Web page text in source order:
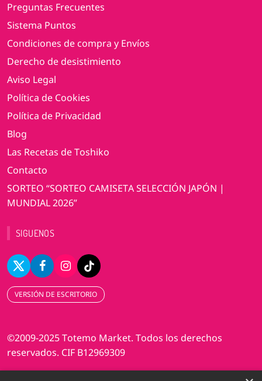
Preguntas Frecuentes
Sistema Puntos
Condiciones de compra y Envíos
Derecho de desistimiento
Aviso Legal
Política de Cookies
Política de Privacidad
Blog
Las Recetas de Toshiko
Contacto
SORTEO “SORTEO CAMISETA SELECCIÓN JAPÓN |
MUNDIAL 2026”
SIGUENOS
VERSIÓN DE ESCRITORIO
©2009-2025 Totemo Market. Todos los derechos
reservados. CIF B12969309